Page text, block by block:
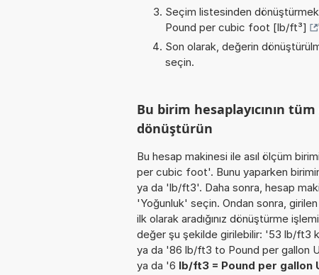
Seçim listesinden
Pound per cubic foot [lb/ft³]
Son olarak, değerin
seçin.
Bu birim hesaplayıcının
dönüştürün
Bu hesap makinesi ile asıl ölçüm
per cubic foot'. Bunu yaparken
ya da 'lb/ft3'. Daha sonra, hesap
'Yoğunluk' seçin. Ondan sonra,
ilk olarak aradığınız dönüştürme
değer şu şekilde girilebilir: '53 lb/ft3
ya da '86 lb/ft3 to Pound per gallon
ya da '6 lb/ft3 = Pound per gallon